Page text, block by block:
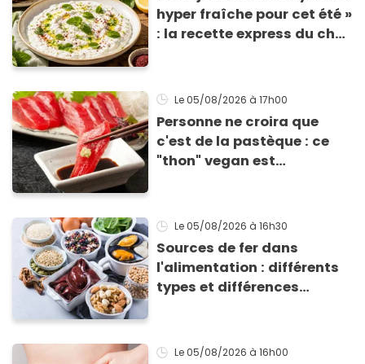
hyper fraîche pour cet été »
: la recette express du chef
grillades
Le 05/08/2026 à 17h00
Personne ne croira que
c'est de la pastèque : ce
"thon" vegan est
Le 05/08/2026 à 16h30
Sources de fer dans
l'alimentation : différents
types et différences
Le 05/08/2026 à 16h00